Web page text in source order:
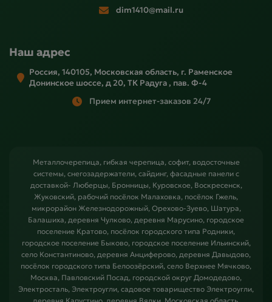
dim1410@mail.ru
Наш адрес
Россия, 140105, Московская область, г. Раменское
Донинское шоссе, д 20, ТК Радуга , пав. Ф-4
Прием интернет-заказов 24/7
Металлочерепица, гибкая черепица, софит, водосточные
системы, снегозадержатели, сайдинг, фасадные панели с
доставкой- Люберцы, Бронницы, Куровское, Воскресенск,
Жуковский, рабочий посёлок Малаховка, посёлок Гжель,
микрорайон Железнодорожный, Орехово-Зуево, Шатура,
Балашиха, деревня Чулково, деревня Марусино, городское
поселение Кратово, посёлок городского типа Родники,
городское поселение Быково, городское поселение Ильинский,
село Константиново, деревня Анциферово, деревня Давыдово,
посёлок городского типа Белоозёрский, село Верхнее Мячково,
Москва, Павловский Посад, городской округ Домодедово,
Электросталь, Электроугли, садовое товарищество Электроугли,